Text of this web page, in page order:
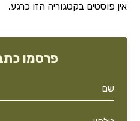
אין פוסטים בקטגוריה הזו כרגע.
פרסמו